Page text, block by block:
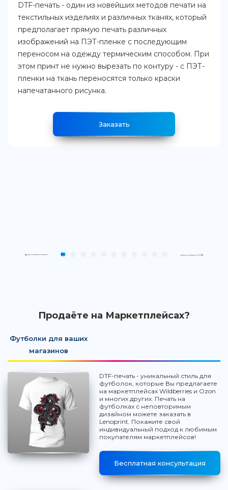
DTF-печать - один из новейших методов печати на
текстильных изделиях и различных тканях, который
предполагает прямую печать различных
изображений на ПЭТ-пленке с последующим
переносом на одежду термическим способом. При
этом принт не нужно вырезать по контуру - с ПЭТ-
пленки на ткань переносятся только краски
напечатанного рисунка.
Заказать
Продаёте на Маркетплейсах?
Футболки для ваших
магазинов
DTF-печать - уникальный стиль для
футболок, которые Вы предлагаете
на маркетплейсах Wildberries и Ozon
и многих других. Печать на
футболках с неповторимым
дизайном можете заказать в
Lenoprint. Покажите свой
индивидуальный подход к любимым
покупателям маркетплейсов!
Бесплатная консультация